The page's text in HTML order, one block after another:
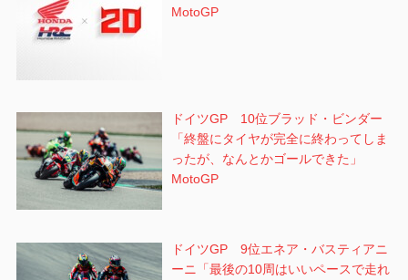
MotoGP
ドイツGP 10位ブラッド・ビンダー
「終盤にタイヤが完全に終わってしま
ったが、なんとかゴールできた」
MotoGP
ドイツGP 9位エネア・バスティアニ
ーニ「最後の10周はいいペースで走れ